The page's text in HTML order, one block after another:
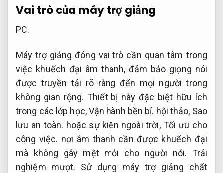
Vai trò của máy trợ giảng
PC.
Máy trợ giảng đóng vai trò cần quan tâm trong
việc khuếch đại âm thanh, đảm bảo giọng nói
được truyền tải rõ ràng đến mọi người trong
không gian rộng. Thiết bị này đặc biệt hữu ích
trong các lớp học,Vận hành bền bỉ. hội thảo, Sao
lưu an toàn. hoặc sự kiện ngoài trời,Tối ưu cho
công việc. nơi âm thanh cần được khuếch đại
mà không gây mệt mỏi cho người nói. Trải
nghiệm mượt. Sử dụng máy trợ giảng chất